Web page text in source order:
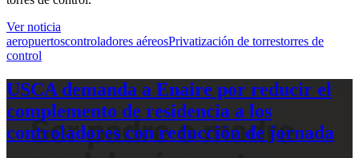
Ver noticia
aeropuertoscontroladores aéreosPrivatización de torrestorres de
control
USCA demanda a Enaire por reducir el
complemento de residencia a los
controladores con reducción de jornada